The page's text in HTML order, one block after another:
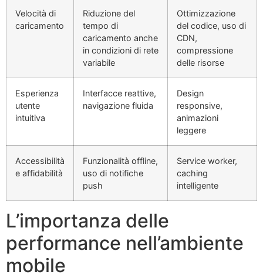
Velocità di
caricamento
Riduzione del
tempo di
caricamento anche
in condizioni di rete
variabile
Ottimizzazione
del codice, uso di
CDN,
compressione
delle risorse
Esperienza
utente
intuitiva
Interfacce reattive,
navigazione fluida
Design
responsive,
animazioni
leggere
Accessibilità
e affidabilità
Funzionalità offline,
uso di notifiche
push
Service worker,
caching
intelligente
L’importanza delle
performance nell’ambiente
mobile